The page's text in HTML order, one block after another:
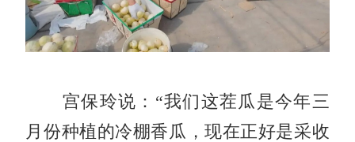
宫保玲说：“我们这茬瓜是今年三
月份种植的冷棚香瓜，现在正好是采收